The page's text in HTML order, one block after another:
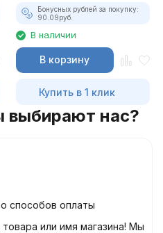
Бонусных рублей за покупку:
90.09руб.
В наличии
В корзину
Купить в 1 клик
выбирают нас?
способов оплаты
или имя магазина! Мы